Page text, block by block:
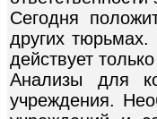
Сегодня
других
действует
Анализы для
учреждения.